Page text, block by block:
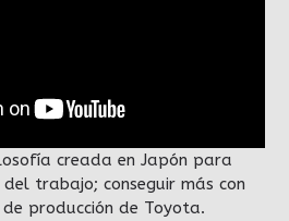
creada en Japón para
trabajo; conseguir más con
producción de Toyota.